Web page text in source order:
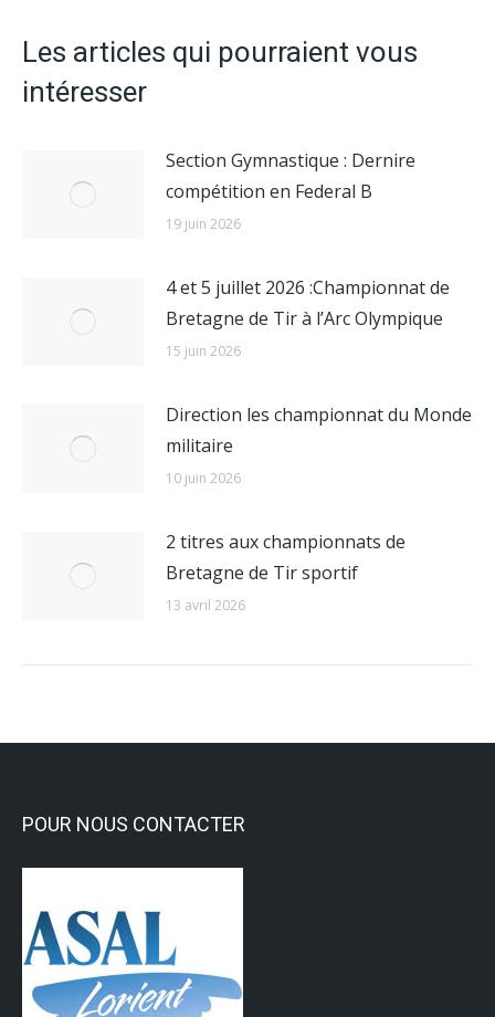
Les articles qui pourraient vous
intéresser
Section Gymnastique : Dernire
compétition en Federal B
19 juin 2026
4 et 5 juillet 2026 :Championnat de
Bretagne de Tir à l’Arc Olympique
15 juin 2026
Direction les championnat du Monde
militaire
10 juin 2026
2 titres aux championnats de
Bretagne de Tir sportif
13 avril 2026
POUR NOUS CONTACTER